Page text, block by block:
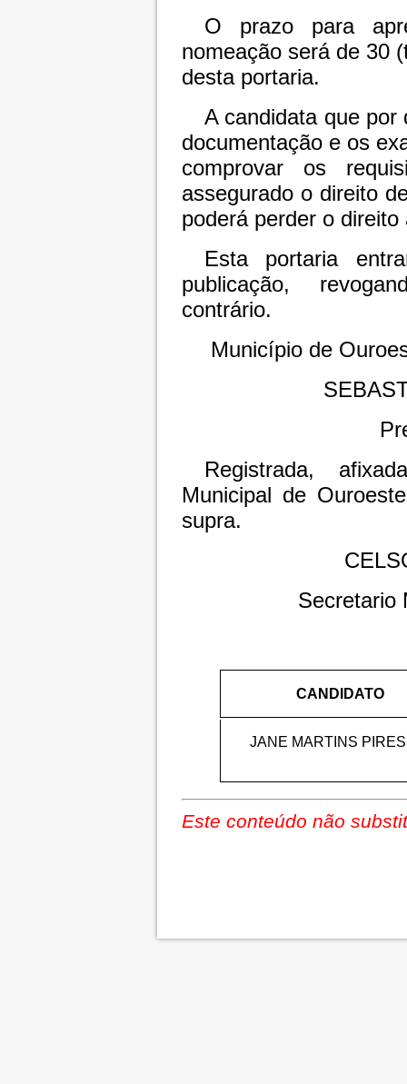
O prazo para
nomeação será de 30
desta portaria.
A candidata que por
documentação e os
comprovar os
assegurado o direito
poderá perder o
Esta portaria
publicação,
contrário.
Município de
Registrada,
Municipal de
supra.
Secretario
CANDIDATO
JANE MARTINS PIRES
Este conteúdo não